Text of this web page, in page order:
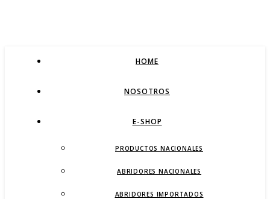
HOME
NOSOTROS
E-SHOP
PRODUCTOS NACIONALES
ABRIDORES NACIONALES
ABRIDORES IMPORTADOS